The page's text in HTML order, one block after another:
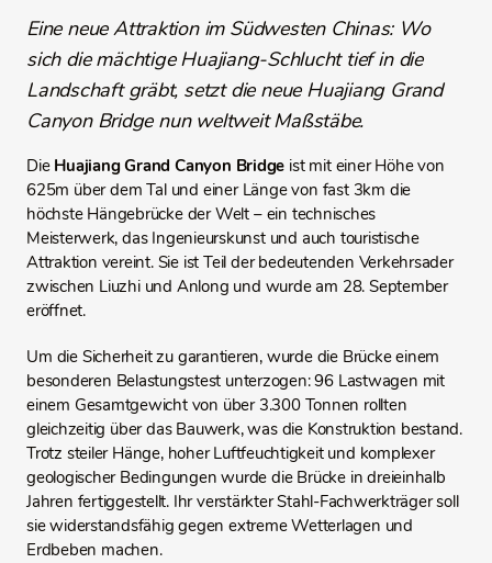
Eine neue Attraktion im Südwesten Chinas: Wo
sich die mächtige Huajiang-Schlucht tief in die
Landschaft gräbt, setzt die neue Huajiang Grand
Canyon Bridge nun weltweit Maßstäbe.
Die Huajiang Grand Canyon Bridge ist mit einer Höhe von
625m über dem Tal und einer Länge von fast 3km die
höchste Hängebrücke der Welt – ein technisches
Meisterwerk, das Ingenieurskunst und auch touristische
Attraktion vereint. Sie ist Teil der bedeutenden Verkehrsader
zwischen Liuzhi und Anlong und wurde am 28. September
eröffnet.
Um die Sicherheit zu garantieren, wurde die Brücke einem
besonderen Belastungstest unterzogen: 96 Lastwagen mit
einem Gesamtgewicht von über 3.300 Tonnen rollten
gleichzeitig über das Bauwerk, was die Konstruktion bestand.
Trotz steiler Hänge, hoher Luftfeuchtigkeit und komplexer
geologischer Bedingungen wurde die Brücke in dreieinhalb
Jahren fertiggestellt. Ihr verstärkter Stahl-Fachwerkträger soll
sie widerstandsfähig gegen extreme Wetterlagen und
Erdbeben machen.